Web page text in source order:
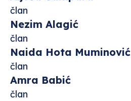
član
Nezim Alagić
član
Naida Hota Muminović
član
Amra Babić
član